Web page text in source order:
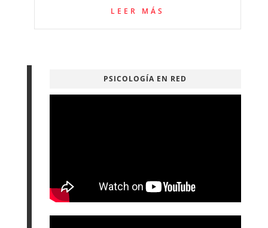
LEER MÁS
PSICOLOGÍA EN RED